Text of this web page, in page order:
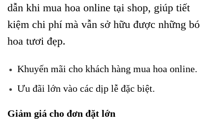
dẫn khi mua hoa online tại shop, giúp tiết
kiệm chi phí mà vẫn sở hữu được những bó
hoa tươi đẹp.
Khuyến mãi cho khách hàng mua hoa online.
Ưu đãi lớn vào các dịp lễ đặc biệt.
Giảm giá cho đơn đặt lớn